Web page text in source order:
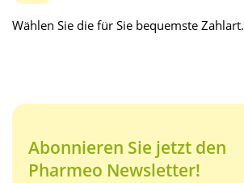
Wählen Sie die für Sie bequemste Zahlart.
Abonnieren Sie jetzt den
Pharmeo Newsletter!